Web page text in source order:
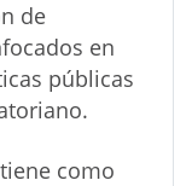
de
en
públicas
como